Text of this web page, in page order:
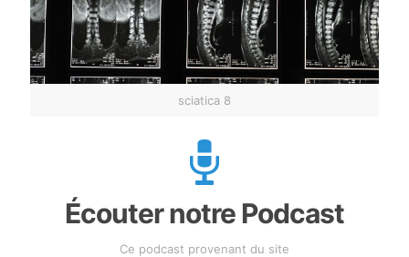
sciatica 8
Écouter notre Podcast
Ce podcast provenant du site